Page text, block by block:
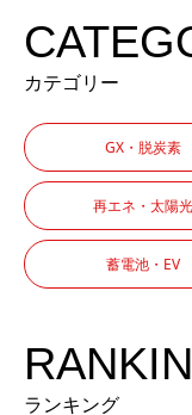
カテゴリー
GX・脱炭素
再エネ・太陽光
蓄電池・EV
ランキング